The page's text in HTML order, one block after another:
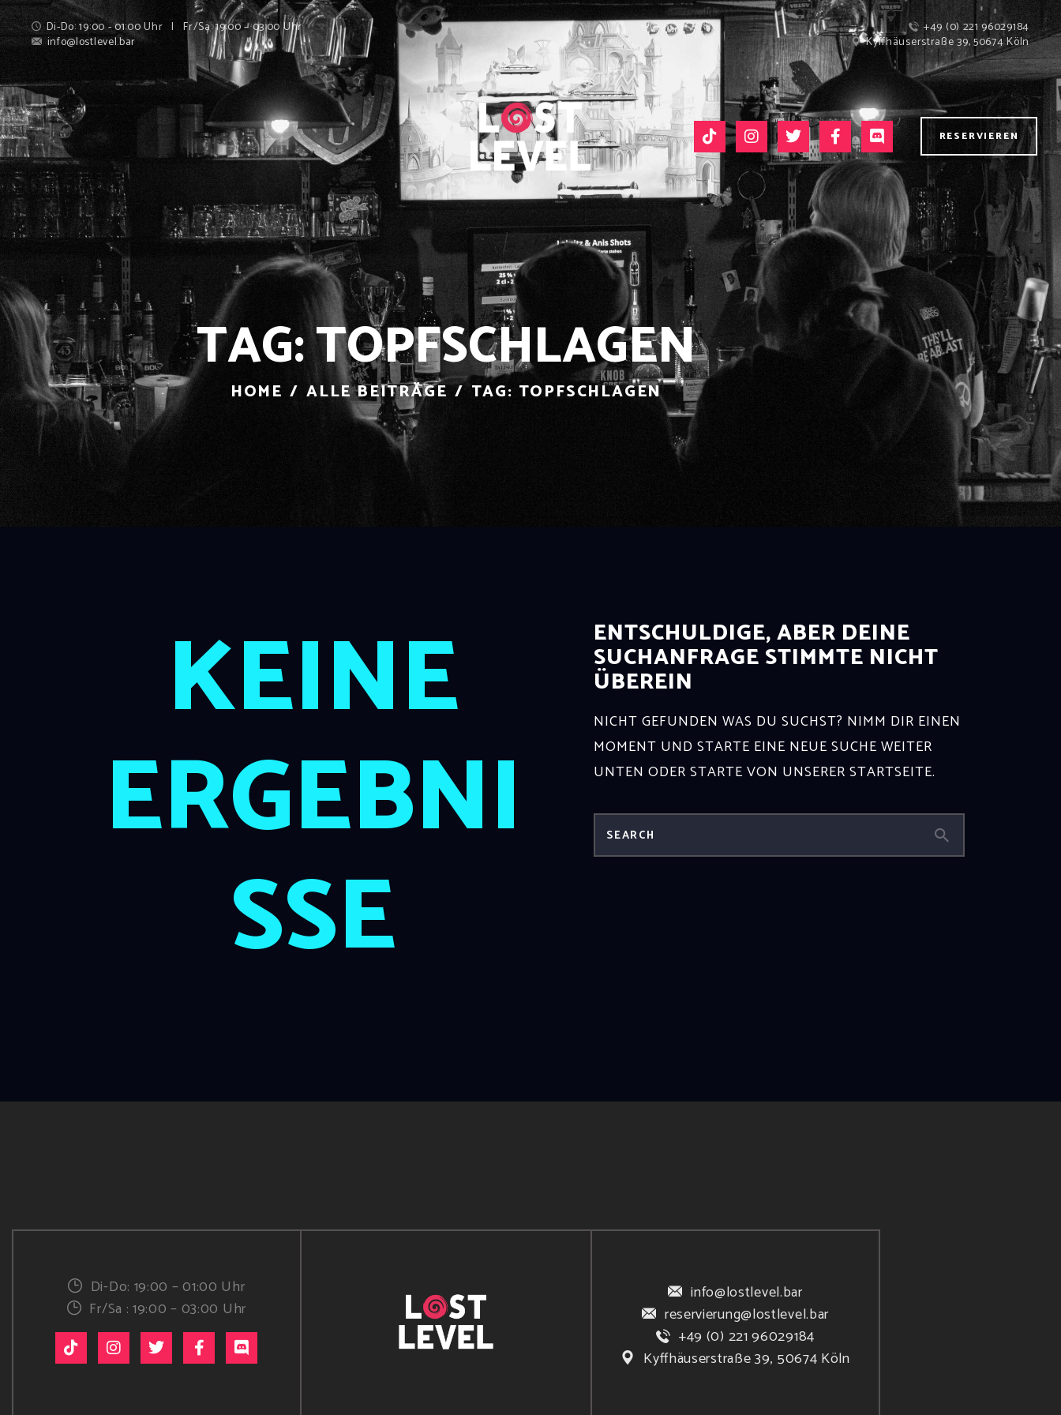
Di-Do: 19:00 - 01:00 Uhr | Fr/Sa: 19:00 – 03:00 Uhr
info@lostlevel.bar
+49 (0) 221 96029184
Kyffhäuserstraße 39, 50674 Köln
RESERVIEREN
TAG: TOPFSCHLAGEN
HOME ALLE BEITRÄGE TAG: TOPFSCHLAGEN
HOME
NEWS
DRINKS
EVENTS
LOCATION
ABOUT
RESERVIERUNG
KEINE
ERGEBNI
SSE
ENTSCHULDIGE, ABER DEINE
SUCHANFRAGE STIMMTE NICHT
ÜBEREIN
NICHT GEFUNDEN WAS DU SUCHST? NIMM DIR EINEN
MOMENT UND STARTE EINE NEUE SUCHE WEITER
UNTEN ODER STARTE VON UNSERER STARTSEITE.
Di-Do: 19:00 – 01:00 Uhr
Fr/Sa : 19:00 – 03:00 Uhr
info@lostlevel.bar
reservierung@lostlevel.bar
+49 (0) 221 96029184
Kyffhäuserstraße 39, 50674 Köln